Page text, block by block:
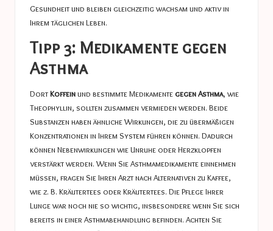
Gesundheit und bleiben gleichzeitig wachsam und aktiv in
Ihrem täglichen Leben.
Tipp 3: Medikamente gegen
Asthma
DortKoffeinund bestimmte Medikamente gegen Asthma, wie
Theophyllin, sollten zusammen vermieden werden. Beide
Substanzen haben ähnliche Wirkungen, die zu übermäßigen
Konzentrationen in Ihrem System führen können. Dadurch
können Nebenwirkungen wie Unruhe oder Herzklopfen
verstärkt werden. Wenn Sie Asthmamedikamente einnehmen
müssen, fragen Sie Ihren Arzt nach Alternativen zu Kaffee,
wie z. B. Kräutertees oder Kräutertees. Die Pflege Ihrer
Lunge war noch nie so wichtig, insbesondere wenn Sie sich
bereits in einer Asthmabehandlung befinden. Achten Sie